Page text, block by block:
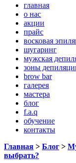
главная
о нас
акции
прайс
восковая
шугаринг
мужская
зоны
brow bar
галерея
мастера
блог
f.a.q
обучение
контакты
Главная > Блог >
выбрать?